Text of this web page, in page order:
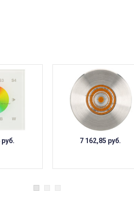
руб. 7 162,85 руб.